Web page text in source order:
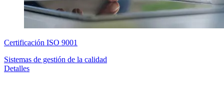
Certificación ISO 9001
Sistemas de gestión de la calidad
Detalles